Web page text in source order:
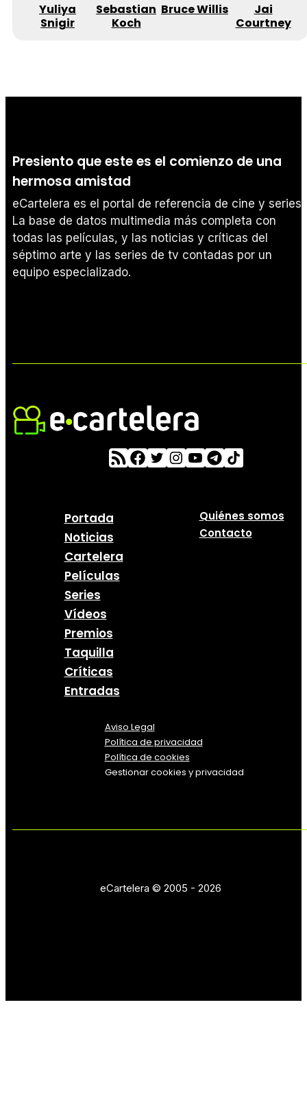
Yuliya
Snigir
Sebastian
Koch
Bruce Willis
Jai
Courtney
Presiento que este es el comienzo de una
hermosa amistad
eCartelera es el portal de referencia de cine y series.
La base de datos multimedia más completa con
todas las películas, y las noticias y críticas del
séptimo arte y las series de tv contadas por un
equipo especializado.
Portada
Noticias
Cartelera
Películas
Series
Vídeos
Premios
Taquilla
Críticas
Entradas
Quiénes somos
Contacto
Aviso Legal
Política de privacidad
Política de cookies
Gestionar cookies y privacidad
eCartelera © 2005 - 2026